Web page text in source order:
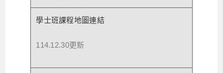
學士班課程地圖連結
114.12.30更新